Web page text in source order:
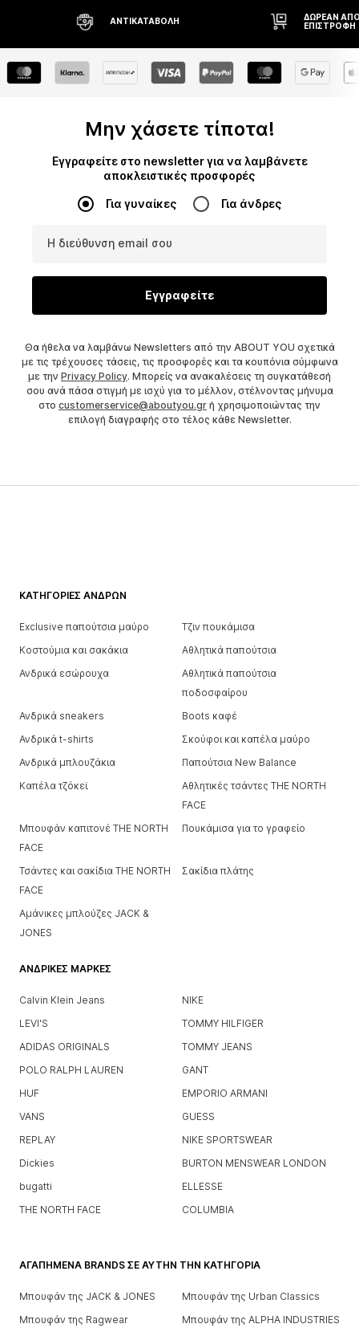
ΔΩΡΕΆΝ ΑΠΟΣΤΟΛΉ* ΚΑΙ
ΕΠΙΣΤΡΟΦΉ
Μην χάσετε τίποτα!
Εγγραφείτε στο newsletter για να λαμβάνετε
αποκλειστικές προσφορές
Για γυναίκες Για άνδρες
Η διεύθυνση email σου
Εγγραφείτε
Θα ήθελα να λαμβάνω Newsletters από την ABOUT YOU σχετικά
με τις τρέχουσες τάσεις, τις προσφορές και τα κουπόνια σύμφωνα
με την Privacy Policy. Μπορείς να ανακαλέσεις τη συγκατάθεσή
σου ανά πάσα στιγμή με ισχύ για το μέλλον, στέλνοντας μήνυμα
στο customerservice@aboutyou.gr ή χρησιμοποιώντας την
επιλογή διαγραφής στο τέλος κάθε Newsletter.
ΚΑΤΗΓΟΡΊΕΣ ΑΝΔΡΏΝ
Exclusive παπούτσια μαύρο
Τζιν πουκάμισα
Κοστούμια και σακάκια
Αθλητικά παπούτσια
Ανδρικά εσώρουχα
Αθλητικά παπούτσια
ποδοσφαίρου
Ανδρικά sneakers
Boots καφέ
Ανδρικά t-shirts
Σκούφοι και καπέλα μαύρο
Ανδρικά μπλουζάκια
Παπούτσια New Balance
Καπέλα τζόκεϊ
Αθλητικές τσάντες THE NORTH
FACE
Μπουφάν καπιτονέ THE NORTH
FACE
Πουκάμισα για το γραφείο
Τσάντες και σακίδια THE NORTH
FACE
Σακίδια πλάτης
Αμάνικες μπλούζες JACK &
JONES
ΑΝΔΡΙΚΈΣ ΜΆΡΚΕΣ
Calvin Klein Jeans
NIKE
LEVI'S
TOMMY HILFIGER
ADIDAS ORIGINALS
TOMMY JEANS
POLO RALPH LAUREN
GANT
HUF
EMPORIO ARMANI
VANS
GUESS
REPLAY
NIKE SPORTSWEAR
Dickies
BURTON MENSWEAR LONDON
bugatti
ELLESSE
THE NORTH FACE
COLUMBIA
ΑΓΑΠΗΜΈΝΑ BRANDS ΣΕ ΑΥΤΉΝ ΤΗΝ ΚΑΤΗΓΟΡΊΑ
Μπουφάν της JACK & JONES
Μπουφάν της Urban Classics
Μπουφάν της Ragwear
Μπουφάν της ALPHA INDUSTRIES